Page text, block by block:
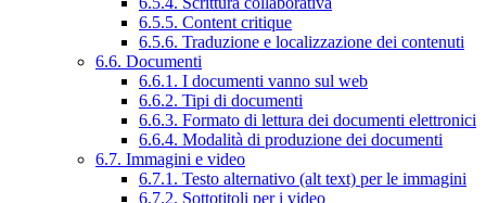
6.5.5. Content critique
6.5.6. Traduzione e localizzazione dei contenuti
6.6. Documenti
6.6.1. I documenti vanno sul web
6.6.2. Tipi di documenti
6.6.3. Formato di lettura dei documenti elettronici
6.6.4. Modalità di produzione dei documenti
6.7. Immagini e video
6.7.1. Testo alternativo (alt text) per le immagini
6.7.2. Sottotitoli per i video